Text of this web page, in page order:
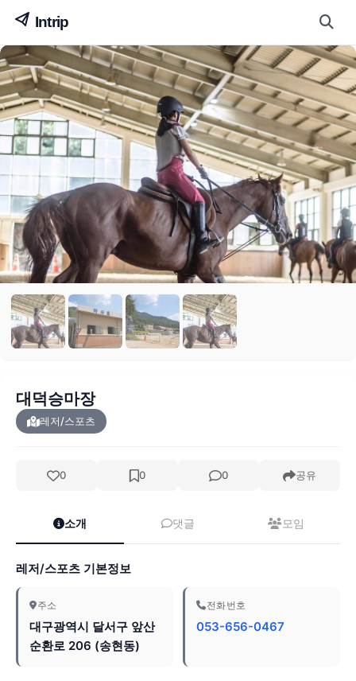
대덕승마장
레저/스포츠
0 0 0 공유
소개 댓글 모임
레저/스포츠 기본정보
주소
대구광역시 달서구 앞산
순환로 206 (송현동)
전화번호
053-656-0467